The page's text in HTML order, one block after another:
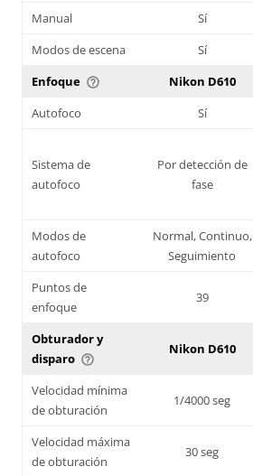
Manual Sí
Modos de escena
Sí
Enfoque help_outline Nikon D610
Autofoco
Sí
Sistema de
autofoco
Por detección de
fase
Modos de
autofoco
Normal, Continuo,
Seguimiento
Puntos de
enfoque
39
Obturador y
disparo help_outline
Nikon D610
Velocidad mínima
de obturación
1/4000 seg
Velocidad máxima
de obturación
30 seg